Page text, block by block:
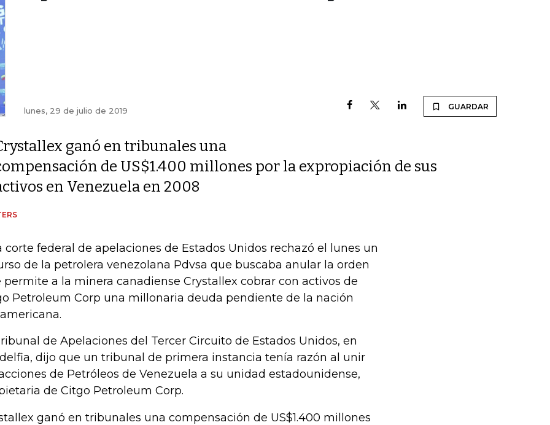
lunes, 29 de julio de 2019 GUARDAR
ganó en tribunales una
de US$1.400 millones por la expropiación de sus
en Venezuela en 2008
corte federal de apelaciones de Estados Unidos rechazó el lunes un
de la petrolera venezolana Pdvsa que buscaba anular la orden
permite a la minera canadiense Crystallex cobrar con activos de
Petroleum Corp una millonaria deuda pendiente de la nación
de Apelaciones del Tercer Circuito de Estados Unidos, en
dijo que un tribunal de primera instancia tenía razón al unir
de Petróleos de Venezuela a su unidad estadounidense,
de Citgo Petroleum Corp.
ganó en tribunales una compensación de US$1.400 millones